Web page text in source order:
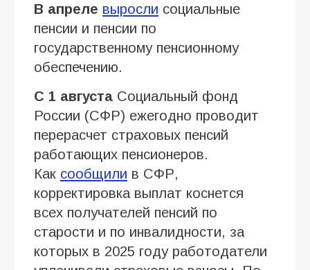
В апреле выросли социальные
пенсии и пенсии по
государственному пенсионному
обеспечению.
С 1 августа Социальный фонд
России (СФР) ежегодно проводит
перерасчет страховых пенсий
работающих пенсионеров.
Как сообщили в СФР,
корректировка выплат коснется
всех получателей пенсий по
старости и по инвалидности, за
которых в 2025 году работодатели